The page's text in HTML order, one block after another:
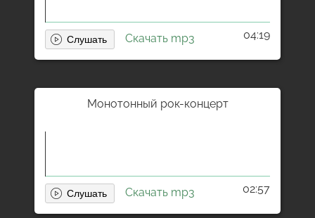
Скачать mp3 04:19
Монотонный рок-концерт
Скачать mp3 02:57